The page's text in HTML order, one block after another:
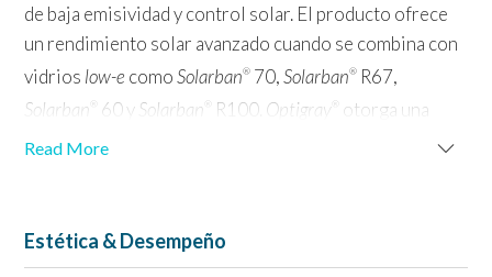
de baja emisividad y control solar. El producto ofrece
un rendimiento solar avanzado cuando se combina con
vidrios low-e comoSolarban® 70,Solarban® R67,
Solarban
60 y Solarban R100. Optigray otorga una
proporción de ganancia solar con respecto a la luz
Solarban
que se especifique.
Read More
Estética & Desempeño